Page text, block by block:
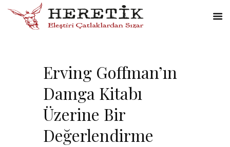
Erving Goffman’ın
Damga Kitabı
Üzerine Bir
Değerlendirme